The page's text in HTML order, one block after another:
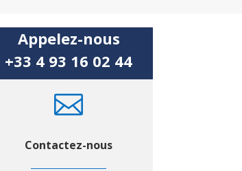
Appelez-nous
+33 4 93 16 02 44

Contactez-nous